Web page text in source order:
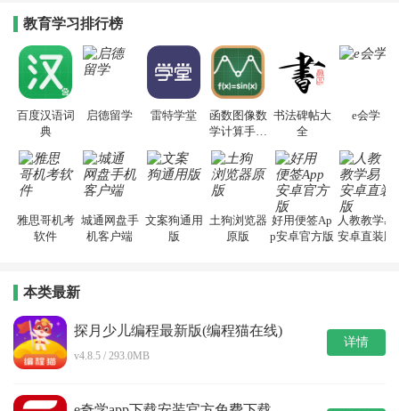
教育学习排行榜
百度汉语词
典
启德留学 雷特学堂
函数图像数
学计算手机
书法碑帖大
全
e会学
雅思哥机考
软件
城通网盘手
机客户端
文案狗通用
版
土狗浏览器
原版
好用便签Ap
p安卓官方版
人教教学易
安卓直装版
本类最新
探月少儿编程最新版(编程猫在线)
v4.8.5 / 293.0MB
详情